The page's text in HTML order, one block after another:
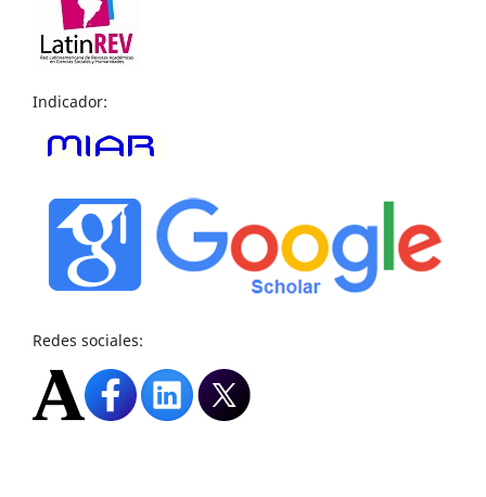
Indicador:
Redes sociales: